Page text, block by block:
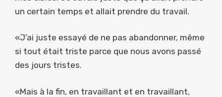
un certain temps et allait prendre du travail.
«J’ai juste essayé de ne pas abandonner, même
si tout était triste parce que nous avons passé
des jours tristes.
«Mais à la fin, en travaillant et en travaillant,